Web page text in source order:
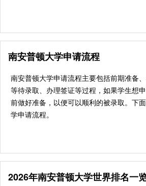
南安普顿大学申请流程
南安普顿大学申请流程主要包括前期准备、
等待录取、办理签证等过程，如果学生想
前做好准备，以便可以顺利的被录取。下
学申请流程。
2026年南安普顿大学世界排名一